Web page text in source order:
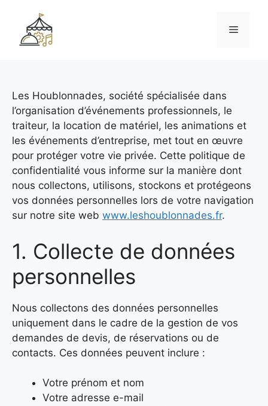
contenu
Menu
Les Houblonnades, société spécialisée dans
l’organisation d’événements professionnels, le
traiteur, la location de matériel, les animations et
les événements d’entreprise, met tout en œuvre
pour protéger votre vie privée. Cette politique de
confidentialité vous informe sur la manière dont
nous collectons, utilisons, stockons et protégeons
vos données personnelles lors de votre navigation
sur notre site web www.leshoublonnades.fr.
1. Collecte de données
personnelles
Nous collectons des données personnelles
uniquement dans le cadre de la gestion de vos
demandes de devis, de réservations ou de
contacts. Ces données peuvent inclure :
Votre prénom et nom
Votre adresse e-mail